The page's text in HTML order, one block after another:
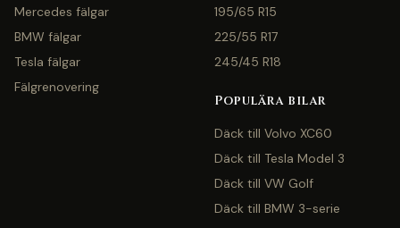
Mercedes fälgar
BMW fälgar
Tesla fälgar
Fälgrenovering
195/65 R15
225/55 R17
245/45 R18
Populära bilar
Däck till Volvo XC60
Däck till Tesla Model 3
Däck till VW Golf
Däck till BMW 3-serie